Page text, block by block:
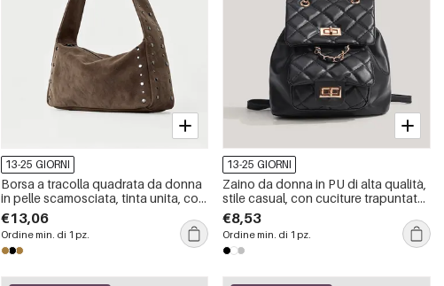
13-25 GIORNI
Borsa a tracolla quadrata da donna
in pelle scamosciata, tinta unita, con
borchie e dettagli in metallo, stile
casual.
€13,06
Ordine min. di 1 pz.
13-25 GIORNI
Zaino da donna in PU di alta qualità,
stile casual, con cuciture trapuntate
e dettagli in metallo, tinta unita.
€8,53
Ordine min. di 1 pz.